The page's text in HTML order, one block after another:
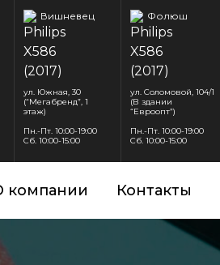
Вишневец
ул. Южная, 30
(“Мегабренд”, 1
этаж)
Пн.-Пт. 10:00-19:00
Сб. 10:00-15:00
Фолюш
ул. Соломовой, 104/1
(В здании
“Евроопт”)
Пн.-Пт. 10:00-19:00
Сб. 10:00-15:00
компании Контакты